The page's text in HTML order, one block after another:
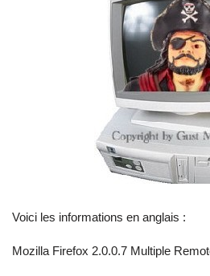
Voici les informations en anglais :
Mozilla Firefox 2.0.0.7 Multiple